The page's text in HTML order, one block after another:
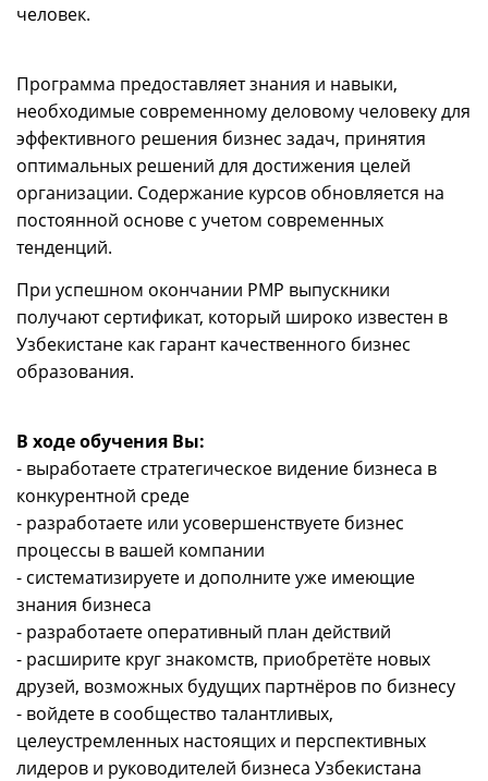
человек.
Программа предоставляет знания и навыки,
необходимые современному деловому человеку для
эффективного решения бизнес задач, принятия
оптимальных решений для достижения целей
организации. Содержание курсов обновляется на
постоянной основе с учетом современных
тенденций.
При успешном окончании PMP выпускники
получают сертификат, который широко известен в
Узбекистане как гарант качественного бизнес
образования.
В ходе обучения Вы:
- выработаете стратегическое видение бизнеса в
конкурентной среде
- разработаете или усовершенствуете бизнес
процессы в вашей компании
- систематизируете и дополните уже имеющие
знания бизнеса
- разработаете оперативный план действий
- расширите круг знакомств, приобретёте новых
друзей, возможных будущих партнёров по бизнесу
- войдете в сообщество талантливых,
целеустремленных настоящих и перспективных
лидеров и руководителей бизнеса Узбекистана